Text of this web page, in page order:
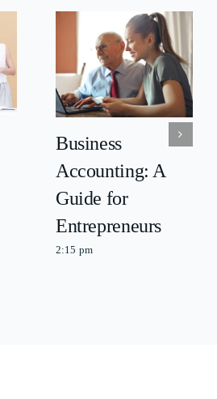
Business
Accounting: A
Guide for
Entrepreneurs
2:15 pm